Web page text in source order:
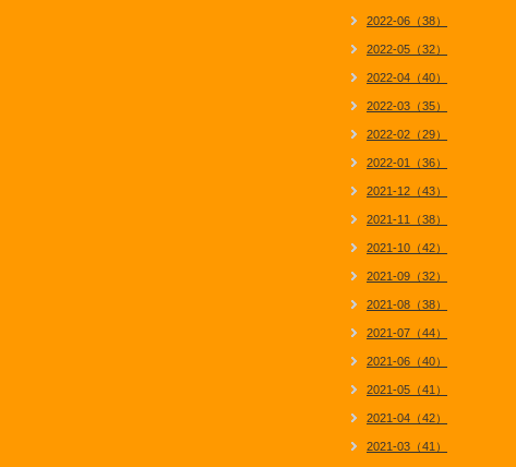
2022-06（38）
2022-05（32）
2022-04（40）
2022-03（35）
2022-02（29）
2022-01（36）
2021-12（43）
2021-11（38）
2021-10（42）
2021-09（32）
2021-08（38）
2021-07（44）
2021-06（40）
2021-05（41）
2021-04（42）
2021-03（41）